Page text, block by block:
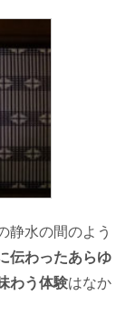
静水の間のよう
伝わったあらゆ
わう体験はなか